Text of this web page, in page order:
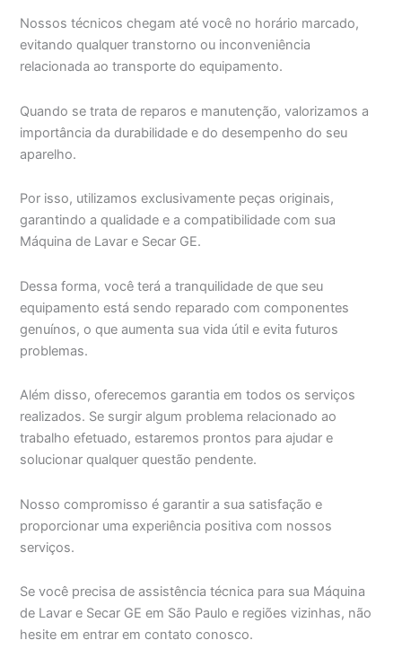
Nossos técnicos chegam até você no horário marcado,
evitando qualquer transtorno ou inconveniência
relacionada ao transporte do equipamento.
Quando se trata de reparos e manutenção, valorizamos a
importância da durabilidade e do desempenho do seu
aparelho.
Por isso, utilizamos exclusivamente peças originais,
garantindo a qualidade e a compatibilidade com sua
Máquina de Lavar e Secar GE.
Dessa forma, você terá a tranquilidade de que seu
equipamento está sendo reparado com componentes
genuínos, o que aumenta sua vida útil e evita futuros
problemas.
Além disso, oferecemos garantia em todos os serviços
realizados. Se surgir algum problema relacionado ao
trabalho efetuado, estaremos prontos para ajudar e
solucionar qualquer questão pendente.
Nosso compromisso é garantir a sua satisfação e
proporcionar uma experiência positiva com nossos
serviços.
Se você precisa de assistência técnica para sua Máquina
de Lavar e Secar GE em São Paulo e regiões vizinhas, não
hesite em entrar em contato conosco.